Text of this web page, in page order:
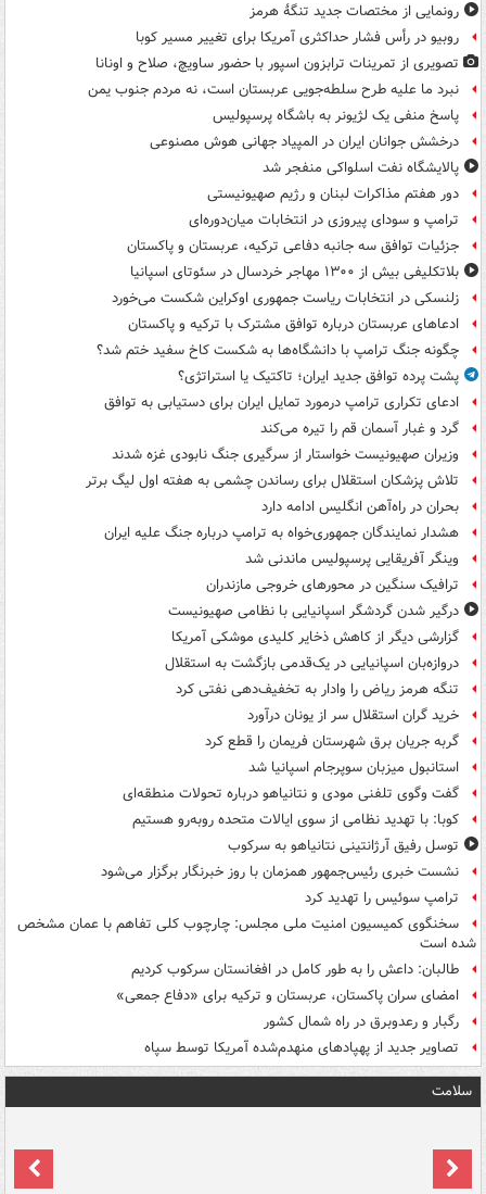
رونمایی از مختصات جدید تنگۀ هرمز
روبیو در رأس فشار حداکثری آمریکا برای تغییر مسیر کوبا
تصویری از تمرینات ترابزون اسپور با حضور ساویچ، صلاح و اونانا
نبرد ما علیه طرح سلطه‌جویی عربستان است، نه مردم جنوب یمن
پاسخ منفی یک لژیونر به باشگاه پرسپولیس
درخشش جوانان ایران در المپیاد جهانی هوش مصنوعی
پالایشگاه نفت اسلواکی منفجر شد
دور هفتم مذاکرات لبنان و رژیم صهیونیستی
ترامپ و سودای پیروزی در انتخابات میان‌دوره‌ای
جزئیات توافق سه جانبه دفاعی ترکیه، عربستان و پاکستان
بلاتکلیفی بیش از ۱۳۰۰ مهاجر خردسال در سئوتای اسپانیا
زلنسکی در انتخابات ریاست جمهوری اوکراین شکست می‌خورد
ادعاهای عربستان درباره توافق مشترک با ترکیه و پاکستان
چگونه جنگ ترامپ با دانشگاه‌ها به شکست کاخ سفید ختم شد؟
پشت پرده توافق جدید ایران؛ تاکتیک یا استراتژی؟
ادعای تکراری ترامپ درمورد تمایل ایران برای دستیابی به توافق
گرد و غبار آسمان قم را تیره می‌کند
وزیران صهیونیست خواستار از سرگیری جنگ نابودی غزه شدند
تلاش پزشکان استقلال برای رساندن چشمی به هفته اول لیگ برتر
بحران در راه‌آهن انگلیس ادامه دارد
هشدار نمایندگان جمهوری‌خواه به ترامپ درباره جنگ علیه ایران
وینگر آفریقایی پرسپولیس ماندنی شد
ترافیک سنگین در محورهای خروجی مازندران
درگیر شدن گردشگر اسپانیایی با نظامی صهیونیست
گزارشی دیگر از کاهش ذخایر کلیدی موشکی آمریکا
دروازه‌بان اسپانیایی در یک‌قدمی بازگشت به استقلال
تنگه هرمز ریاض را وادار به تخفیف‌دهی نفتی کرد
خرید گران استقلال سر از یونان درآورد
گربه جریان برق شهرستان فریمان را قطع کرد
استانبول میزبان سوپرجام اسپانیا شد
گفت وگوی تلفنی مودی و نتانیاهو درباره تحولات منطقه‌ای
کوبا: با تهدید نظامی از سوی ایالات متحده روبه‌رو هستیم
توسل رفیق آرژانتینی نتانیاهو به سرکوب
نشست خبری رئیس‌جمهور همزمان با روز خبرنگار برگزار می‌شود
ترامپ سوئیس را تهدید کرد
سخنگوی کمیسیون امنیت ملی مجلس: چارچوب کلی تفاهم با عمان مشخص
شده است
طالبان: داعش را به طور کامل در افغانستان سرکوب کردیم
امضای سران پاکستان، عربستان و ترکیه برای «دفاع جمعی»
رگبار و رعدوبرق در راه شمال کشور
تصاویر جدید از پهپادهای منهدم‌شده آمریکا توسط سپاه
سلامت